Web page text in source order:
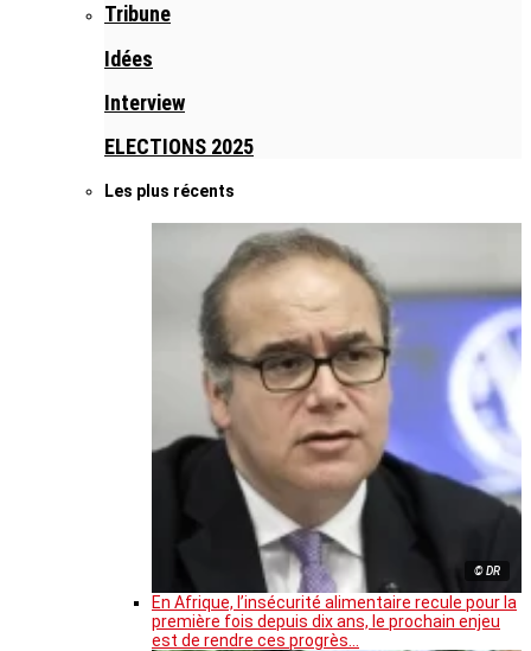
Tribune
Idées
Interview
ELECTIONS 2025
Les plus récents
© DR
En Afrique, l’insécurité alimentaire recule pour la
première fois depuis dix ans, le prochain enjeu
est de rendre ces progrès…